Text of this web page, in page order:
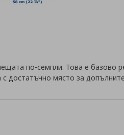
по-семпли. Това е базово
с достатъчно място за